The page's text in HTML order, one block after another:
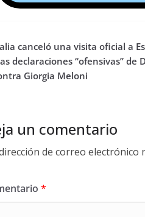
canceló una visita oficial a
declaraciones “ofensivas” de
Giorgia Meloni
un comentario
de correo electrónico
*